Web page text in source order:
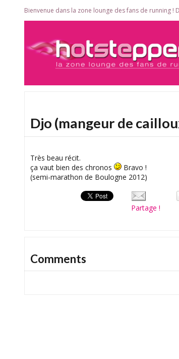
Bienvenue dans la zone lounge des fans de running
Djo (mangeur de
Très beau récit.
ça vaut bien des chronos
Bravo !
(semi-marathon de Boulogne 2012)
Partage !
Comments